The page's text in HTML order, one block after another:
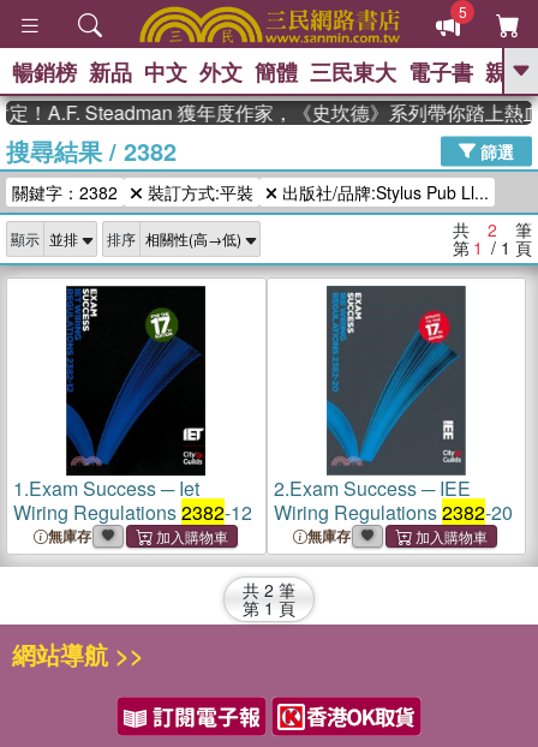
5
GO
高希均教授回憶錄
、 The Odyssey 、 父親節 、 如果歷
史是一群喵 、 暑期推薦 、 國際布克
獎 臺灣漫遊錄 、 方念華 、 台灣的李
登輝時代
數學女孩：黎曼猜想 、
偉大的迷走神經
暢銷榜 新品 中文 外文 簡體 三民東大 電子書 親子
！A.F. Steadman 獲年度作家，《史坎德》系列帶你踏上熱
搜尋結果/ 2382
篩選
關鍵字：2382
裝訂方式:平裝 出版社/品牌:Stylus Pub Ll...
顯示 排序 共 2 筆
第 1 / 1 頁
1.Exam Success ─ Iet
Wiring Regulations2382-12
無庫存
2.Exam Success ─ IEE
Wiring Regulations2382-20
無庫存
共 2 筆
第 1 頁
網站導航 >>